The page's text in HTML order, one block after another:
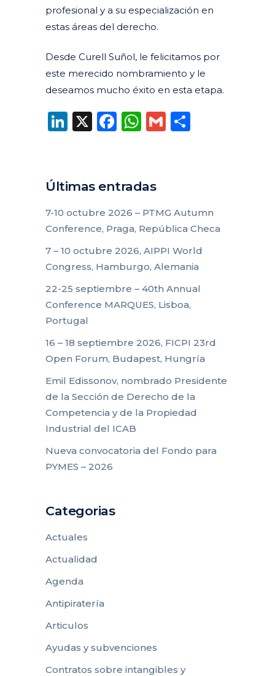
profesional y a su especialización en
estas áreas del derecho.
Desde Curell Suñol, le felicitamos por
este merecido nombramiento y le
deseamos mucho éxito en esta etapa.
LinkedIn
X Facebook
WhatsApp
Gmail
Últimas entradas
7-10 octubre 2026 – PTMG Autumn
Conference, Praga, República Checa
7 – 10 octubre 2026, AIPPI World
Congress, Hamburgo, Alemania
22-25 septiembre – 40th Annual
Conference MARQUES, Lisboa,
Portugal
16 – 18 septiembre 2026, FICPI 23rd
Open Forum, Budapest, Hungría
Emil Edissonov, nombrado Presidente
de la Sección de Derecho de la
Competencia y de la Propiedad
Industrial del ICAB
Nueva convocatoria del Fondo para
PYMES – 2026
Categorias
Actuales
Actualidad
Agenda
Antipiratería
Articulos
Ayudas y subvenciones
Contratos sobre intangibles y